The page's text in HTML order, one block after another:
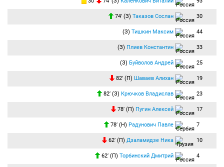
74′ (З) Таказов Сослан 30
(З) Тишкин Максим 44
(З) Плиев Константин 33
(З) Буйволов Андрей 25
82′ (П) Шаваев Алихан 19
82′ (З) Крючков Владислав 23
78′ (П) Пугин Алексей 17
78′ (Н) Радунович Павле 7
62′ (П) Дзаламидзе Ника 10
62′ (П) Торбинский Дмитрий 4